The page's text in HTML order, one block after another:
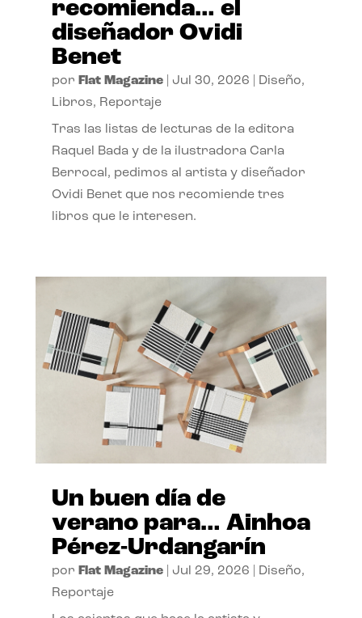
recomienda… el
diseñador Ovidi
Benet
por Flat Magazine| Jul 30, 2026 Diseño,
Libros, Reportaje
Tras las listas de lecturas de la editora
Raquel Bada y de la ilustradora Carla
Berrocal, pedimos al artista y diseñador
Ovidi Benet que nos recomiende tres
libros que le interesen.
Un buen día de
verano para… Ainhoa
Pérez-Urdangarín
por Flat Magazine| Jul 29, 2026 Diseño,
Reportaje